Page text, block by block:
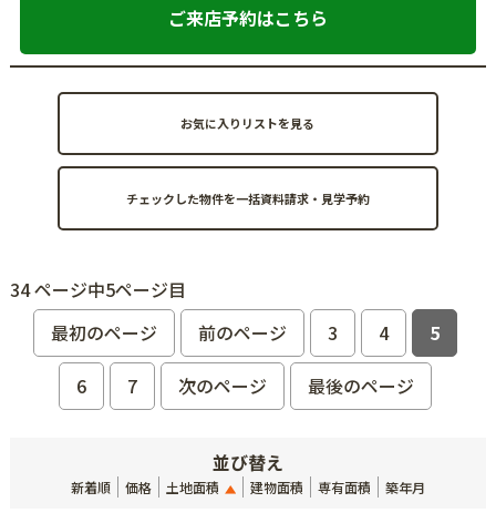
ご来店予約はこちら
お気に入りリストを見る
34 ページ中5ページ目
最初のページ
前のページ 3 4
5
6
7 次のページ 最後のページ
並び替え
新着順 価格 土地面積 建物面積 専有面積 築年月